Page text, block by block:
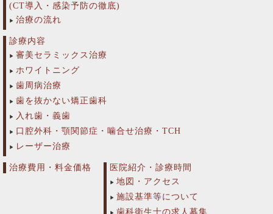
(CT導入・感染予防の徹底)
治療の流れ
診療内容
審美セラミックス治療
ホワイトニング
歯周病治療
歯を抜かない矯正歯科
入れ歯・義歯
口腔外科・顎関節症・噛合せ治療・TCH
レーザー治療
治療費用・料金価格
医院紹介・診療時間
地図・アクセス
施設基準等について
歯科衛生士の求人募集